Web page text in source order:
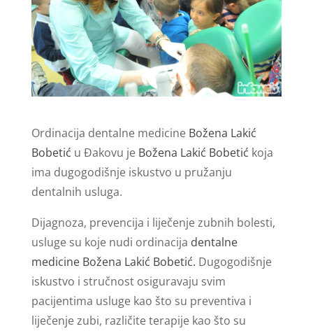
Ordinacija dentalne medicine Božena Lakić
Bobetić u Đakovu je Božena Lakić Bobetić koja
ima dugogodišnje iskustvo u pružanju
dentalnih usluga.
Dijagnoza, prevencija i liječenje zubnih bolesti,
usluge su koje nudi ordinacija dentalne
medicine Božena Lakić Bobetić. Dugogodišnje
iskustvo i stručnost osiguravaju svim
pacijentima usluge kao što su preventiva i
liječenje zubi, različite terapije kao što su